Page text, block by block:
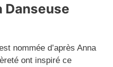
Danseuse
nommée d’après Anna
ont inspiré ce